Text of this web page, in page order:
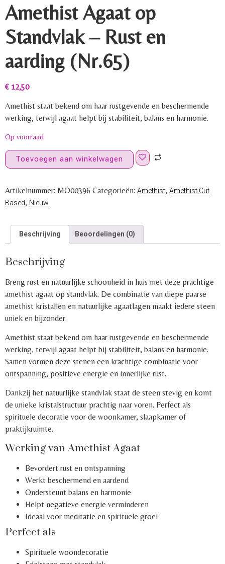
Amethist Agaat op
Standvlak – Rust en
aarding (Nr.65)
€ 12,50
Amethist staat bekend om haar rustgevende en beschermende
werking, terwijl agaat helpt bij stabiliteit, balans en harmonie.
Op voorraad
Toevoegen aan winkelwagen
Artikelnummer: MO00396 Categorieën: Amethist, Amethist Cut
Based, Nieuw
Beschrijving Beoordelingen (0)
Beschrijving
Breng rust en natuurlijke schoonheid in huis met deze prachtige
amethist agaat op standvlak. De combinatie van diepe paarse
amethist kristallen en natuurlijke agaatlagen maakt iedere steen
uniek en bijzonder.
Amethist staat bekend om haar rustgevende en beschermende
werking, terwijl agaat helpt bij stabiliteit, balans en harmonie.
Samen vormen deze stenen een krachtige combinatie voor
ontspanning, positieve energie en innerlijke rust.
Dankzij het natuurlijke standvlak staat de steen stevig en komt
de unieke kristalstructuur prachtig naar voren. Perfect als
spirituele decoratie voor de woonkamer, slaapkamer of
praktijkruimte.
Werking van Amethist Agaat
Bevordert rust en ontspanning
Werkt beschermend en aardend
Ondersteunt balans en harmonie
Helpt negatieve energie verminderen
Ideaal voor meditatie en spirituele groei
Perfect als
Spirituele woondecoratie